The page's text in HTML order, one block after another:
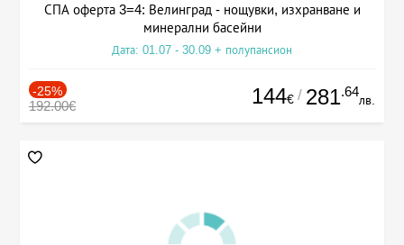
СПА оферта 3=4: Велинград - нощувки, изхранване и
минерални басейни
Дата: 01.07 - 30.09 + полупансион
-25%
192.00€ 144€ / 281.64
лв.